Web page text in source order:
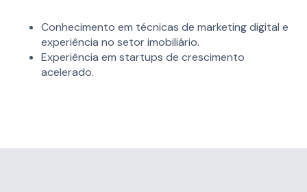
Conhecimento em técnicas de marketing digital e
experiência no setor imobiliário.
Experiência em startups de crescimento
acelerado.